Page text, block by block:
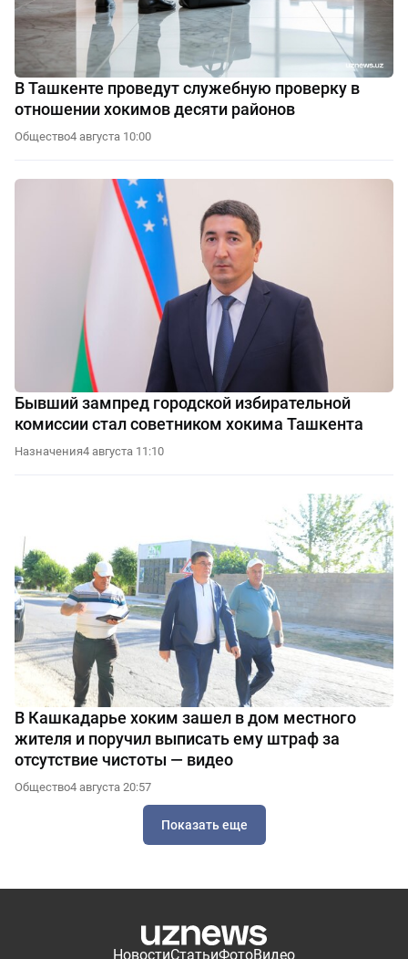
В Ташкенте проведут служебную проверку в
отношении хокимов десяти районов
Общество4 августа 10:00
Бывший зампред городской избирательной
комиссии стал советником хокима Ташкента
Назначения4 августа 11:10
В Кашкадарье хоким зашел в дом местного
жителя и поручил выписать ему штраф за
отсутствие чистоты — видео
Общество4 августа 20:57
Показать еще
НовостиСтатьиФотоВидео